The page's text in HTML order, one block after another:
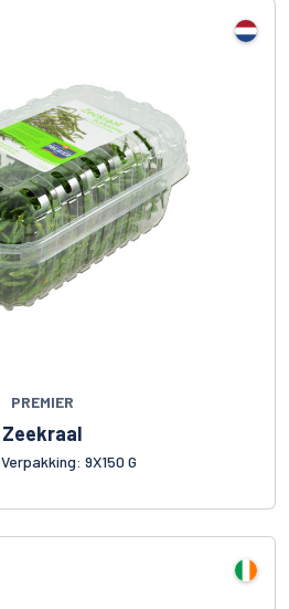
PREMIER
Zeekraal
Verpakking: 9X150 G